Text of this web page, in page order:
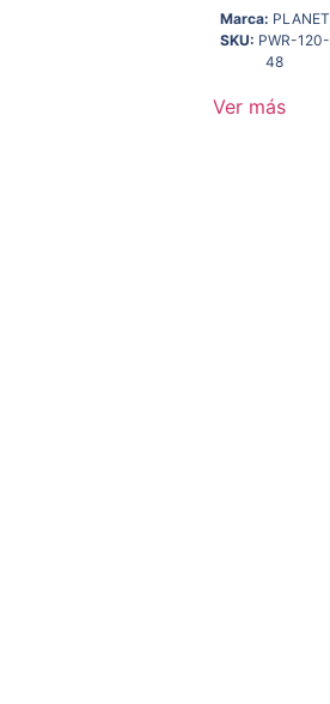
Marca: PLANET
SKU: PWR-120-
48
Ver más